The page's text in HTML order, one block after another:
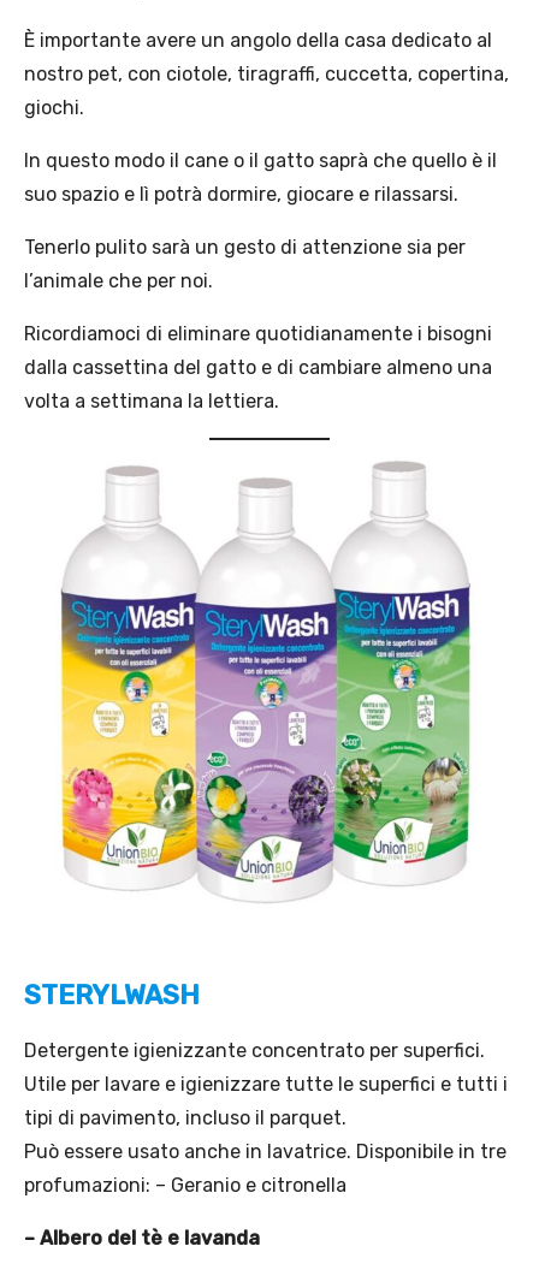
È importante avere un angolo della casa dedicato al
nostro pet, con ciotole, tiragraffi, cuccetta, copertina,
giochi.
In questo modo il cane o il gatto saprà che quello è il
suo spazio e lì potrà dormire, giocare e rilassarsi.
Tenerlo pulito sarà un gesto di attenzione sia per
l’animale che per noi.
Ricordiamoci di eliminare quotidianamente i bisogni
dalla cassettina del gatto e di cambiare almeno una
volta a settimana la lettiera.
STERYLWASH
Detergente igienizzante concentrato per superfici.
Utile per lavare e igienizzare tutte le superfici e tutti i
tipi di pavimento, incluso il parquet.
Può essere usato anche in lavatrice. Disponibile in tre
profumazioni: – Geranio e citronella
– Albero del tè e lavanda